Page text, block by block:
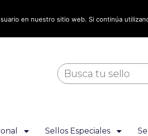
Buscar
Sellos Especiales
en nuestro sitio web. Si continúa